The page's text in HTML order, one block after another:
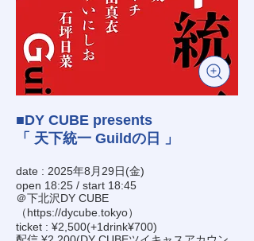
■DY CUBE presents
「 天下統一 Guildの日 」
date : 2025年8月29日(金)
open 18:25 / start 18:45
＠下北沢DY CUBE
（https://dycube.tokyo）
ticket : ¥2,500(+1drink¥700)